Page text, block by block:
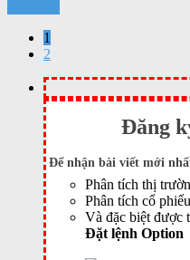
1
2
Đăng
Để nhận bài viết mới
Phân tích thị
Phân tích cổ phiếu
Và đặc biệt được
Đặt lệnh Option